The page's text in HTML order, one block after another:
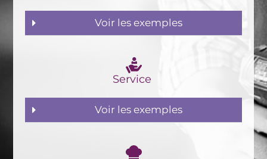
Voir les exemples
Service
Voir les exemples